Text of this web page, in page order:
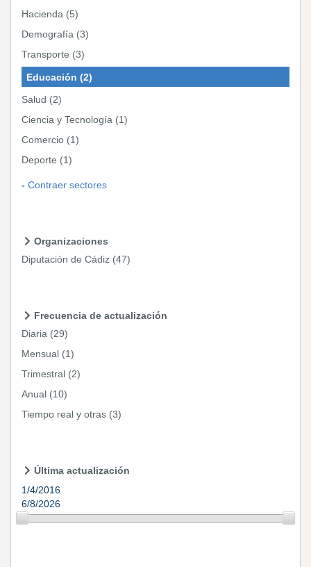
Hacienda (5)
Demografía (3)
Transporte (3)
Educación (2)
Salud (2)
Ciencia y Tecnología (1)
Comercio (1)
Deporte (1)
Contraer sectores
Organizaciones
Diputación de Cádiz (47)
Frecuencia de actualización
Diaria (29)
Mensual (1)
Trimestral (2)
Anual (10)
Tiempo real y otras (3)
Última actualización
1/4/2016
6/8/2026